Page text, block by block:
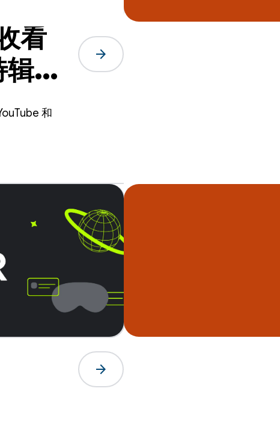
看
，
进
arrow_forward
和
arrow_forward